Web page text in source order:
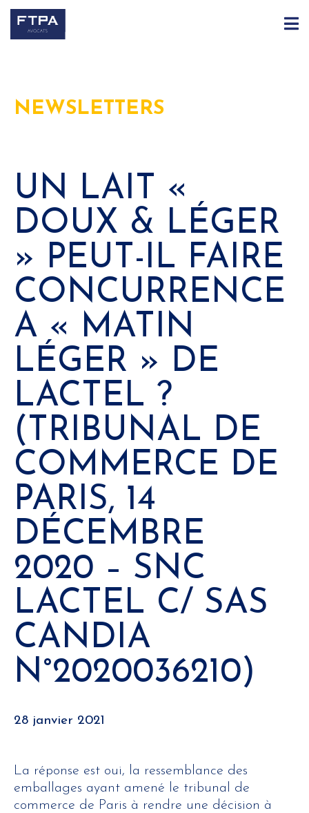
NEWSLETTERS
UN LAIT «
DOUX & LÉGER
» PEUT-IL FAIRE
CONCURRENCE
A « MATIN
LÉGER » DE
LACTEL ?
(TRIBUNAL DE
COMMERCE DE
PARIS, 14
DÉCEMBRE
2020 – SNC
LACTEL C/ SAS
CANDIA
N°2020036210)
28 janvier 2021
La réponse est oui, la ressemblance des
emballages ayant amené le tribunal de
commerce de Paris à rendre une décision à